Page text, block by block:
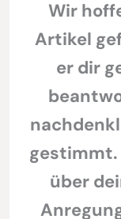
Wir
Artikel
er dir
gestimmt.
über